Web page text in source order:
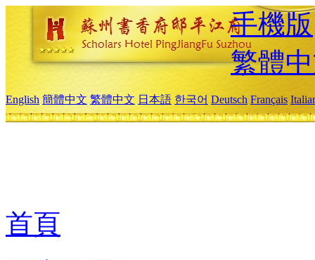
手機版
繁體
English 簡體中文 繁體中文 日本語 한국어 Deutsch Français
首頁